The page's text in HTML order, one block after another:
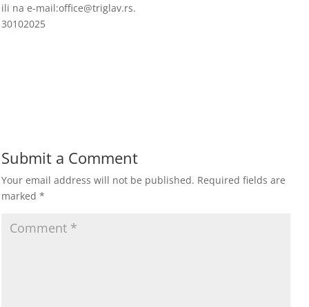
ili na e-mail:office@triglav.rs.
30102025
Submit a Comment
Your email address will not be published. Required fields are
marked *